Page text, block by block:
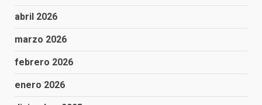
abril 2026
marzo 2026
febrero 2026
enero 2026